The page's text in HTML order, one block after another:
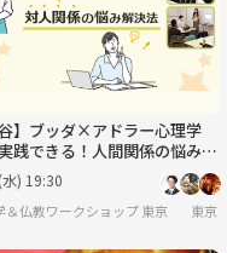
谷】ブッダ×アドラー心理学
実践できる！人間関係の悩み解
ワークショップ‐東京
) 19:30
＆仏教ワークショップ 東京 東京